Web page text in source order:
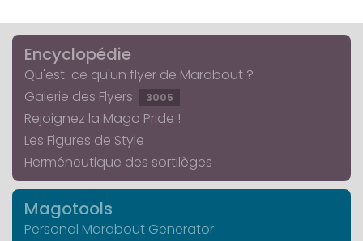
Encyclopédie
Qu'est-ce qu'un flyer de Marabout ?
Galerie des Flyers
3005
Rejoignez la Mago Pride !
Les Figures de Style
Herméneutique des sortilèges
Magotools
Personal Marabout Generator